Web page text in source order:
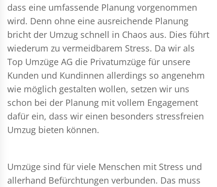
dass eine umfassende Planung vorgenommen
wird. Denn ohne eine ausreichende Planung
bricht der Umzug schnell in Chaos aus. Dies führt
wiederum zu vermeidbarem Stress. Da wir als
Top Umzüge AG die Privatumzüge für unsere
Kunden und Kundinnen allerdings so angenehm
wie möglich gestalten wollen, setzen wir uns
schon bei der Planung mit vollem Engagement
dafür ein, dass wir einen besonders stressfreien
Umzug bieten können.
Umzüge sind für viele Menschen mit Stress und
allerhand Befürchtungen verbunden. Das muss